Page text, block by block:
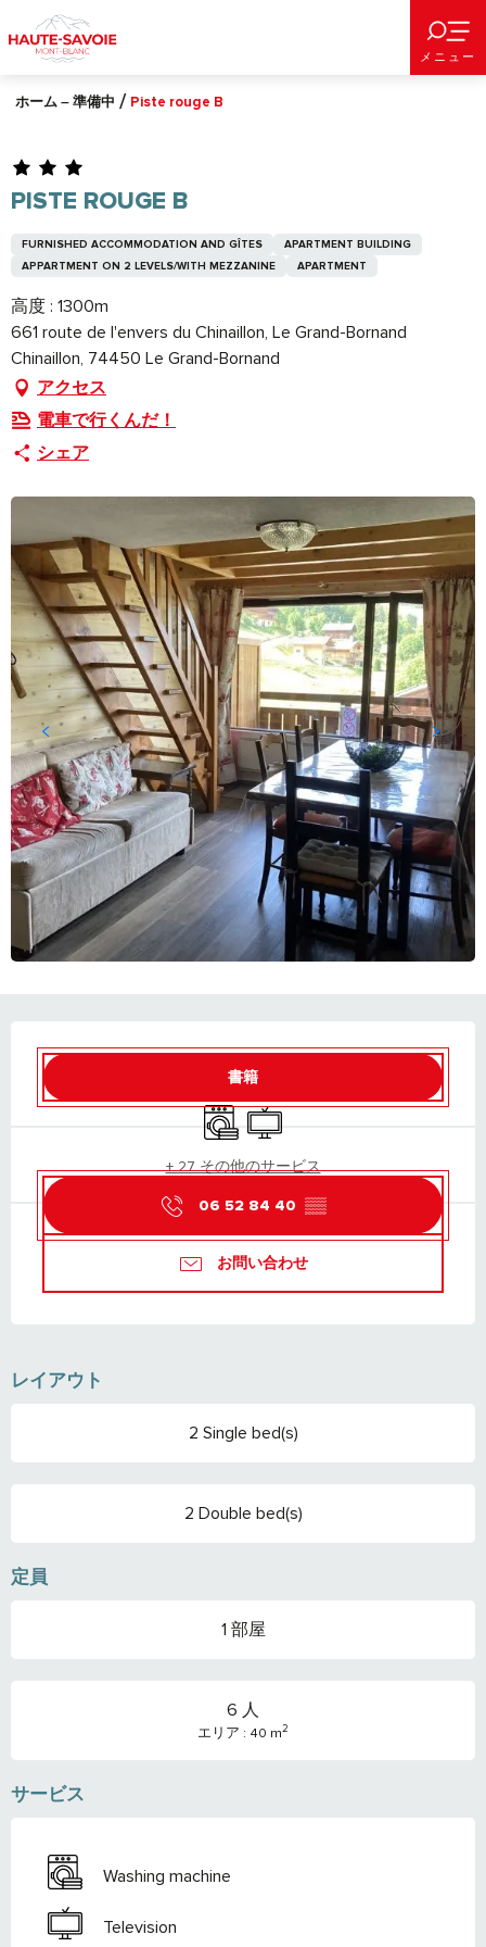
au
contenu
principal
メニュー
ホーム – 準備中 Piste rouge B
PISTE ROUGE B
FURNISHED ACCOMMODATION AND GÎTES
APARTMENT BUILDING
APPARTMENT ON 2 LEVELS/WITH MEZZANINE
APARTMENT
高度 : 1300m
661 route de l'envers du Chinaillon, Le Grand-Bornand
Chinaillon, 74450 Le Grand-Bornand
アクセス
電車で行くんだ！
シェア
書籍
Washing machine
Television
+ 27 その他のサービス
06 52 84 40 ▒▒
お問い合わせ
レイアウト
2 Single bed(s)
2 Double bed(s)
定員
1 部屋
6 人
エリア : 40 m2
サービス
Washing machine
Television